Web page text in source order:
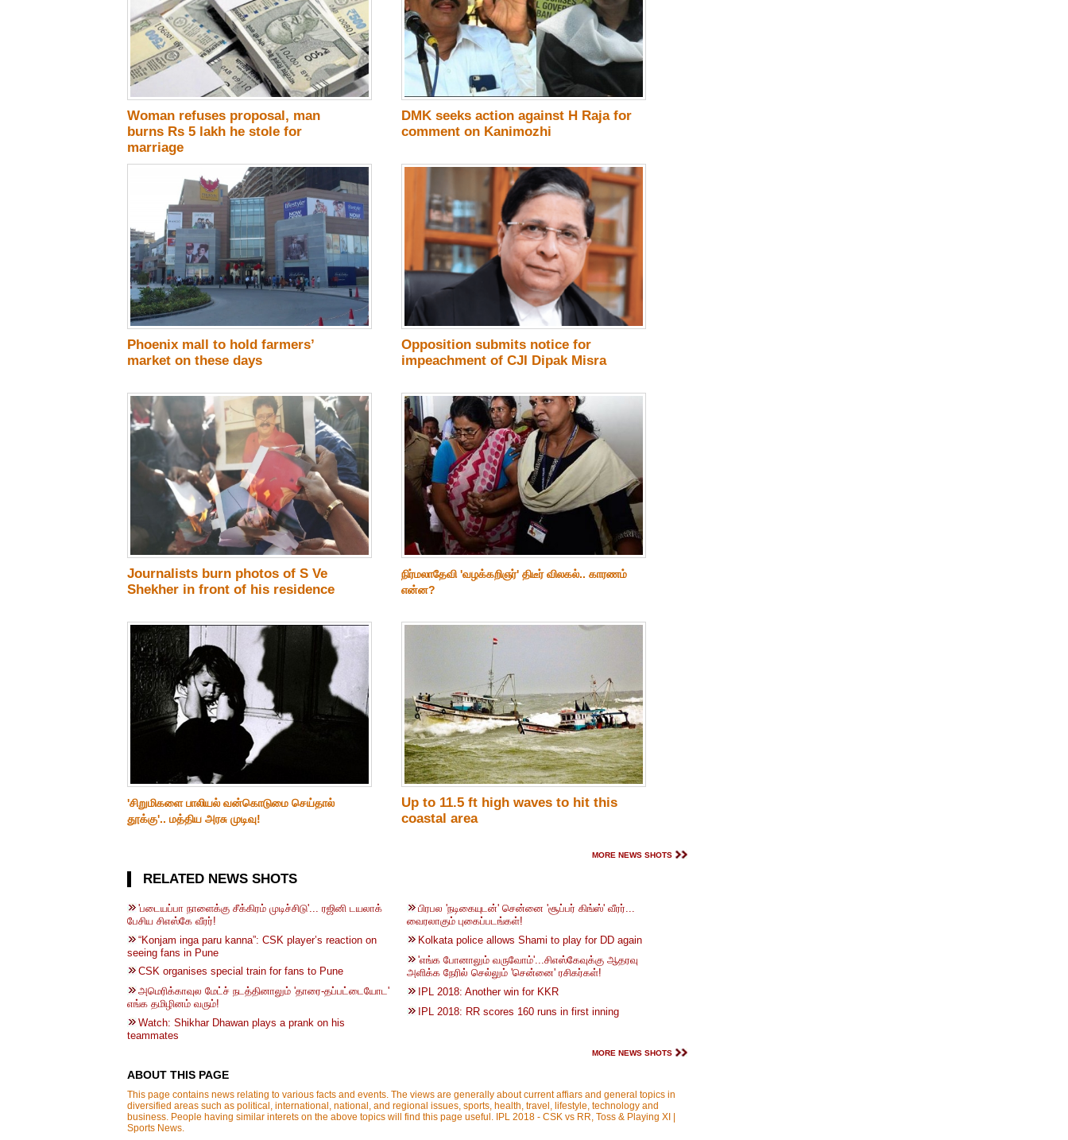
Woman refuses proposal, man
burns Rs 5 lakh he stole for
marriage
DMK seeks action against H Raja for
comment on Kanimozhi
Phoenix mall to hold farmers’
market on these days
Opposition submits notice for
impeachment of CJI Dipak Misra
Journalists burn photos of S Ve
Shekher in front of his residence
நிர்மலாதேவி 'வழக்கறிஞர்' திடீர் விலகல்.. காரணம்
என்ன?
'சிறுமிகளை பாலியல் வன்கொடுமை செய்தால்
தூக்கு'.. மத்திய அரசு முடிவு!
Up to 11.5 ft high waves to hit this
coastal area
MORE NEWS SHOTS
RELATED NEWS SHOTS
'படையப்பா நாளைக்கு சீக்கிரம் முடிச்சிடு'... ரஜினி டயலாக்
பேசிய சிஎஸ்கே வீரர்!
“Konjam inga paru kanna”: CSK player’s reaction on
seeing fans in Pune
CSK organises special train for fans to Pune
அமெரிக்காவுல மேட்ச் நடத்தினாலும் 'தாரை-தப்பட்டையோட'
எங்க தமிழினம் வரும்!
Watch: Shikhar Dhawan plays a prank on his
teammates
பிரபல 'நடிகையுடன்' சென்னை 'சூப்பர் கிங்ஸ்' வீரர்...
வைரலாகும் புகைப்படங்கள்!
Kolkata police allows Shami to play for DD again
'எங்க போனாலும் வருவோம்'...சிஎஸ்கேவுக்கு ஆதரவு
அளிக்க நேரில் செல்லும் 'சென்னை' ரசிகர்கள்!
IPL 2018: Another win for KKR
IPL 2018: RR scores 160 runs in first inning
MORE NEWS SHOTS
ABOUT THIS PAGE
This page contains news relating to various facts and events. The views are generally about current affiars and general topics in
diversified areas such as political, international, national, and regional issues, sports, health, travel, lifestyle, technology and
business. People having similar interets on the above topics will find this page useful. IPL 2018 - CSK vs RR, Toss & Playing XI |
Sports News.